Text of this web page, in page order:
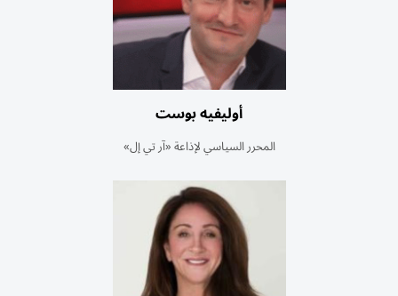
أوليفيه بوست
المحرر السياسي لإذاعة «آر تي إل»